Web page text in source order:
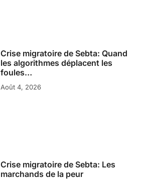
Crise migratoire de Sebta: Quand
les algorithmes déplacent les
foules…
Août 4, 2026
Crise migratoire de Sebta: Les
marchands de la peur